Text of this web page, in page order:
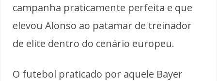
campanha praticamente perfeita e que
elevou Alonso ao patamar de treinador
de elite dentro do cenário europeu.
O futebol praticado por aquele Bayer